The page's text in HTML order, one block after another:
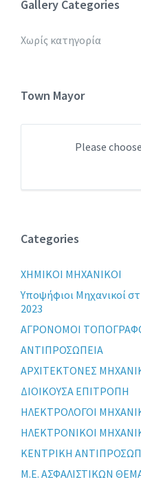
Gallery Categories
Χωρίς κατηγορία
Town Mayor
Please
Categories
XHMIKOI MHXANIKOI
Yποψήφιοι Μηχανικοί
2023
ΑΓΡΟΝΟΜΟΙ
ΑΝΤΙΠΡΟΣΩΠΕΙΑ
ΑΡΧΙΤΕΚΤΟΝΕΣ
ΔΙΟΙΚΟΥΣΑ ΕΠΙΤΡΟΠΗ
ΗΛΕΚΤΡΟΛΟΓΟΙ
ΗΛΕΚΤΡΟΝΙΚΟΙ
ΚΕΝΤΡΙΚΗ
Μ.Ε. ΑΣΦΑΛΙΣΤΙΚΩΝ